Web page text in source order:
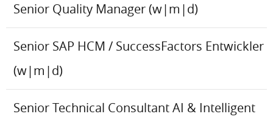
Senior Quality Manager (w|m|d)
Senior SAP HCM / SuccessFactors Entwickler
(w|m|d)
Senior Technical Consultant AI & Intelligent